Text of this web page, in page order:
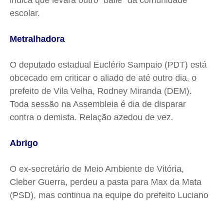
escolar.
Metralhadora
O deputado estadual Euclério Sampaio (PDT) está
obcecado em criticar o aliado de até outro dia, o
prefeito de Vila Velha, Rodney Miranda (DEM).
Toda sessão na Assembleia é dia de disparar
contra o demista. Relação azedou de vez.
Abrigo
O ex-secretário de Meio Ambiente de Vitória,
Cleber Guerra, perdeu a pasta para Max da Mata
(PSD), mas continua na equipe do prefeito Luciano